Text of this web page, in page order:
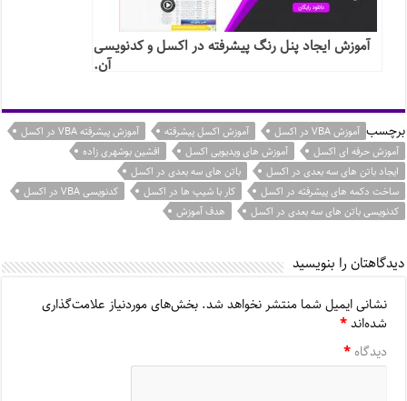
آموزش ایجاد پنل رنگ پیشرفته در اکسل و کدنویسی
آن.
برچسب آموزش VBA در اکسل آموزش اکسل پیشرفته
آموزش پیشرفته VBA در اکسل
آموزش حرفه ای اکسل
آموزش های ویدیویی اکسل
افشین بوشهری زاده
ایجاد باتن های سه بعدی در اکسل
باتن های سه بعدی در اکسل
ساخت دکمه های پیشرفته در اکسل
کار با شیپ ها در اکسل
کدنویسی VBA در اکسل
کدنویسی باتن های سه بعدی در اکسل
هدف آموزش
دیدگاهتان را بنویسید
نشانی ایمیل شما منتشر نخواهد شد. بخش‌های موردنیاز علامت‌گذاری
شده‌اند*
دیدگاه*